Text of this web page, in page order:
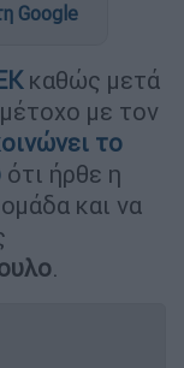
Google
καθώς μετά
με τον
το
ότι ήρθε η
και να
.